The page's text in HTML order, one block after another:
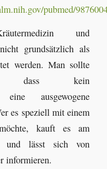
pubmed/
und
grundsätzlich als
werden. Man sollte
dass kein
eine ausgewogene
es speziell mit einem
kauft es am
und lässt sich von
informieren.